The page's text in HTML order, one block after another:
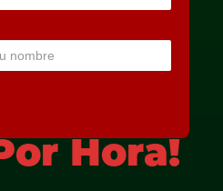
Hora!